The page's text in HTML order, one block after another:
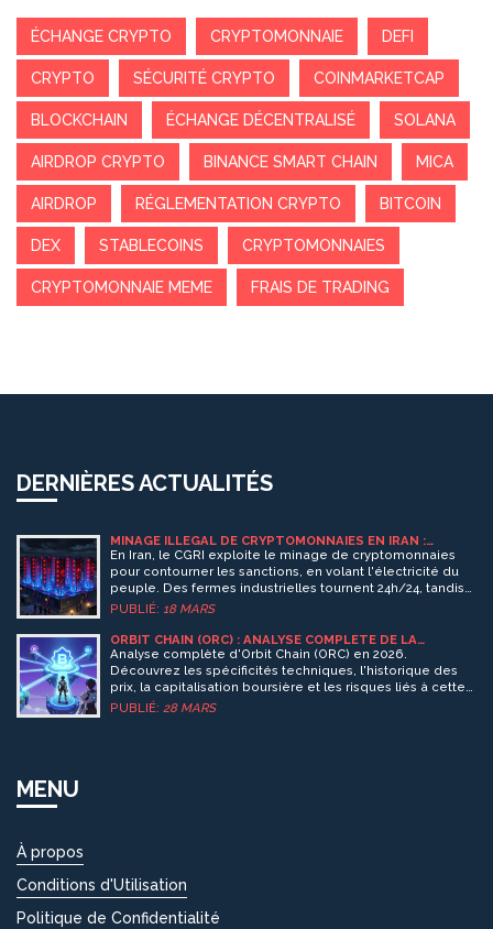
ÉCHANGE CRYPTO CRYPTOMONNAIE DEFI
CRYPTO SÉCURITÉ CRYPTO COINMARKETCAP
BLOCKCHAIN ÉCHANGE DÉCENTRALISÉ SOLANA
AIRDROP CRYPTO BINANCE SMART CHAIN MICA
AIRDROP RÉGLEMENTATION CRYPTO BITCOIN
DEX STABLECOINS CRYPTOMONNAIES
CRYPTOMONNAIE MEME FRAIS DE TRADING
DERNIÈRES ACTUALITÉS
MINAGE ILLÉGAL DE CRYPTOMONNAIES EN IRAN :
L'IMPLICATION DU CGRI
En Iran, le CGRI exploite le minage de cryptomonnaies
pour contourner les sanctions, en volant l'électricité du
peuple. Des fermes industrielles tournent 24h/24, tandis
que les foyers restent sans lumière. Un système de
PUBLIÉ: 18 MARS
ORBIT CHAIN (ORC) : ANALYSE COMPLÈTE DE LA
CRYPTOMONNAIE EN 2026
Analyse complète d'Orbit Chain (ORC) en 2026.
Découvrez les spécificités techniques, l'historique des
prix, la capitalisation boursière et les risques liés à cette
cryptomonnaie inter-opérable.
PUBLIÉ: 28 MARS
MENU
À propos
Conditions d'Utilisation
Politique de Confidentialité